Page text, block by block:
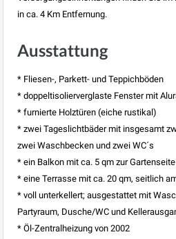
in ca. 4 Km Entfernung.
Ausstattung
* Fliesen-, Parkett- und Teppichböden
* doppeltisolierverglaste Fenster mit
* furnierte Holztüren (eiche rustikal)
* zwei Tageslichtbäder mit insgesamt
zwei Waschbecken und zwei WC´s
* ein Balkon mit ca. 5 qm zur Gartenseite
* eine Terrasse mit ca. 20 qm, seitlich
* voll unterkellert; ausgestattet mit
Partyraum, Dusche/WC und
* Öl-Zentralheizung von 2002